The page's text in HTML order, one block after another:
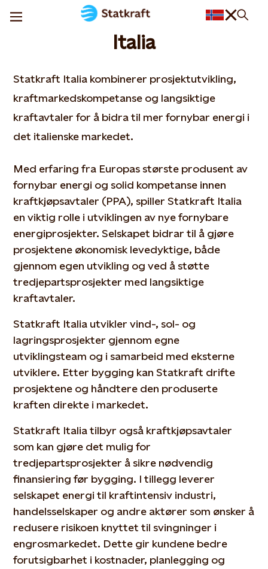
Italia
Statkraft Italia kombinerer prosjektutvikling,
kraftmarkedskompetanse og langsiktige
kraftavtaler for å bidra til mer fornybar energi i
det italienske markedet.
Med erfaring fra Europas største produsent av
fornybar energi og solid kompetanse innen
kraftkjøpsavtaler (PPA), spiller Statkraft Italia
en viktig rolle i utviklingen av nye fornybare
energiprosjekter. Selskapet bidrar til å gjøre
prosjektene økonomisk levedyktige, både
gjennom egen utvikling og ved å støtte
tredjepartsprosjekter med langsiktige
kraftavtaler.
Statkraft Italia utvikler vind-, sol- og
lagringsprosjekter gjennom egne
utviklingsteam og i samarbeid med eksterne
utviklere. Etter bygging kan Statkraft drifte
prosjektene og håndtere den produserte
kraften direkte i markedet.
Statkraft Italia tilbyr også kraftkjøpsavtaler
som kan gjøre det mulig for
tredjepartsprosjekter å sikre nødvendig
finansiering før bygging. I tillegg leverer
selskapet energi til kraftintensiv industri,
handelsselskaper og andre aktører som ønsker å
redusere risikoen knyttet til svingninger i
engrosmarkedet. Dette gir kundene bedre
forutsigbarhet i kostnader, planlegging og